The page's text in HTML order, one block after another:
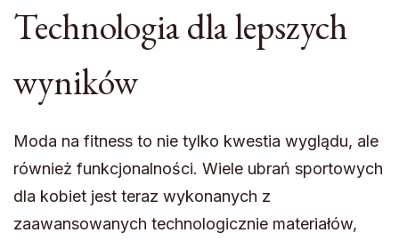
Technologia dla lepszych
wyników
Moda na fitness to nie tylko kwestia wyglądu, ale
również funkcjonalności. Wiele ubrań sportowych
dla kobiet jest teraz wykonanych z
zaawansowanych technologicznie materiałów,